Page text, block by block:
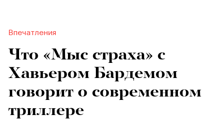
Впечатления
Что «Мыс страха» с
Хавьером Бардемом
говорит о современном
триллере